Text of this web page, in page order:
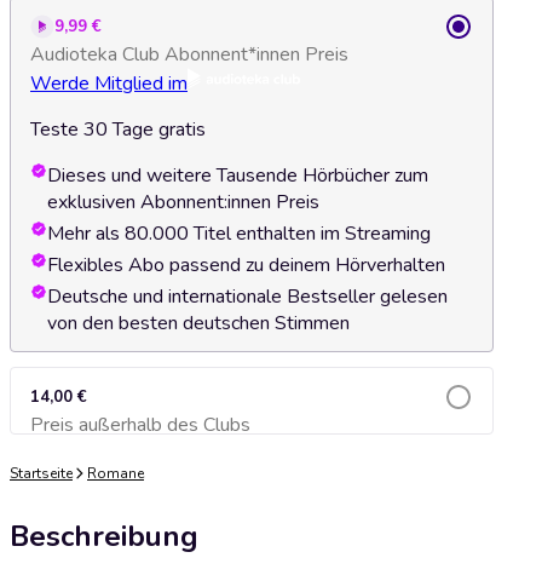
9,99 €
Audioteka Club Abonnent*innen Preis
Werde Mitglied im
Teste 30 Tage gratis
Dieses und weitere Tausende Hörbücher zum
exklusiven Abonnent:innen Preis
Mehr als 80.000 Titel enthalten im Streaming
Flexibles Abo passend zu deinem Hörverhalten
Deutsche und internationale Bestseller gelesen
von den besten deutschen Stimmen
14,00 €
Preis außerhalb des ClubsZum Warenkorb hinzufügen
Startseite Romane
Beschreibung